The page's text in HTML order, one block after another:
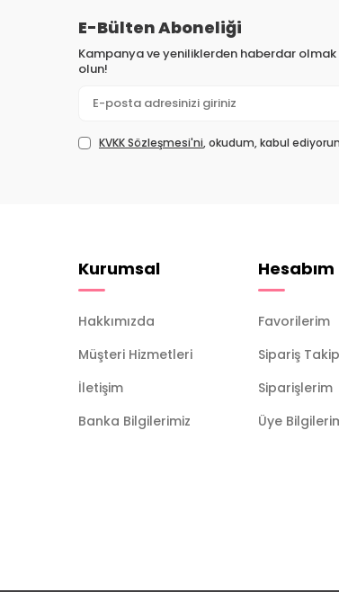
E-Bülten Aboneliği
Kampanya ve yeniliklerden haberdar
olun!
KVKK Sözleşmesi'ni, okudum, kabul
Kurumsal
Hakkımızda
Müşteri Hizmetleri
İletişim
Banka Bilgilerimiz
Hesabım
Favorilerim
Sipariş Takip
Siparişlerim
Üye